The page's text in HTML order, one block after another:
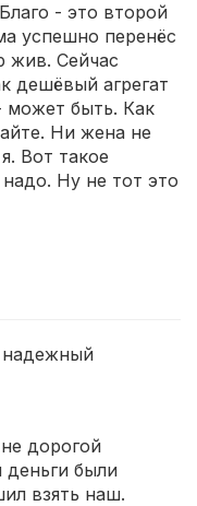
- это второй
успешно перенёс
жив. Сейчас
дешёвый агрегат
может быть. Как
Ни жена не
Вот такое
Ну не тот это
надежный
дорогой
деньги были
взять наш.